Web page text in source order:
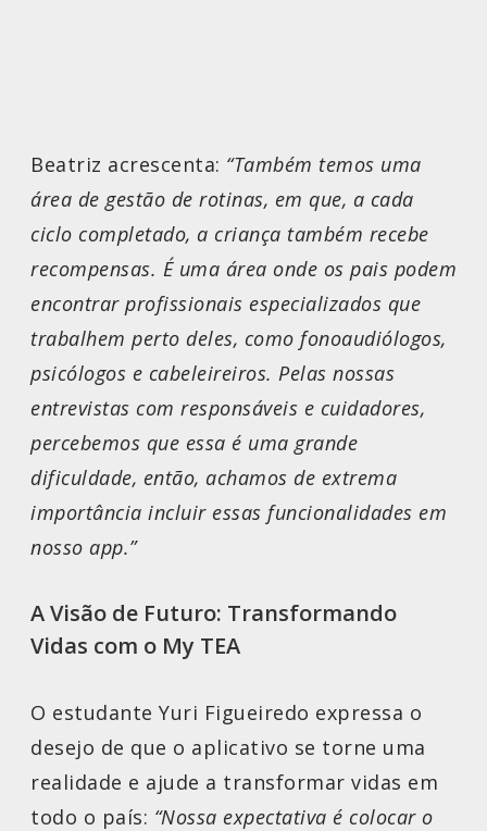
Beatriz acrescenta: “Também temos uma
área de gestão de rotinas, em que, a cada
ciclo completado, a criança também recebe
recompensas. É uma área onde os pais podem
encontrar profissionais especializados que
trabalhem perto deles, como fonoaudiólogos,
psicólogos e cabeleireiros. Pelas nossas
entrevistas com responsáveis e cuidadores,
percebemos que essa é uma grande
dificuldade, então, achamos de extrema
importância incluir essas funcionalidades em
nosso app.”
A Visão de Futuro: Transformando
Vidas com o My TEA
O estudante Yuri Figueiredo expressa o
desejo de que o aplicativo se torne uma
realidade e ajude a transformar vidas em
todo o país: “Nossa expectativa é colocar o